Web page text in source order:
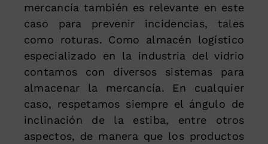
mercancía también es relevante en este
caso para prevenir incidencias, tales
como roturas. Como almacén logístico
especializado en la industria del vidrio
contamos con diversos sistemas para
almacenar la mercancía. En cualquier
caso, respetamos siempre el ángulo de
inclinación de la estiba, entre otros
aspectos, de manera que los productos